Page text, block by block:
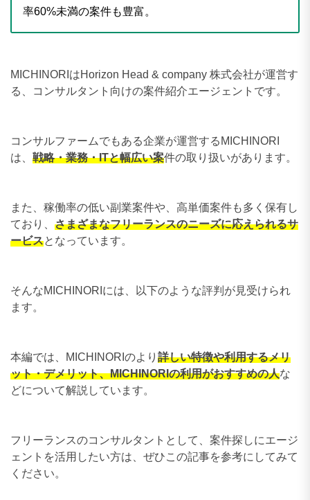
率60%未満の案件も豊富。
MICHINORIはHorizon Head & company 株式会社が運営す
る、コンサルタント向けの案件紹介エージェントです。
コンサルファームでもある企業が運営するMICHINORI
は、 戦略・業務・ITと幅広い案件の取り扱いがあります。
また、稼働率の低い副業案件や、高単価案件も多く保有し
ており、 さまざまなフリーランスのニーズに応えられるサ
ービスとなっています。
そんなMICHINORIには、以下のような評判が見受けられ
ます。
本編では、MICHINORIのより 詳しい特徴や利用するメリ
ット・デメリット、MICHINORIの利用がおすすめの人な
どについて解説しています。
フリーランスのコンサルタントとして、案件探しにエージ
ェントを活用したい方は、ぜひこの記事を参考にしてみて
ください。